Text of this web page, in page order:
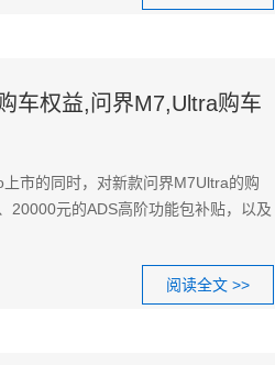
车权益,问界M7,Ultra购车
市的同时，对新款问界M7Ultra的购
20000元的ADS高阶功能包补贴，以及
阅读全文 >>